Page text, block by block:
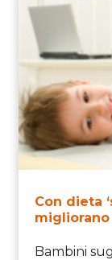
Con dieta
Bambini